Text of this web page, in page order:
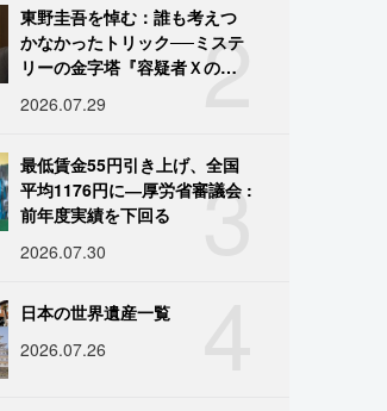
2
東野圭吾を悼む：誰も考えつ
かなかったトリック──ミステ
リーの金字塔『容疑者Ｘの献
2026.07.29
3
最低賃金55円引き上げ、全国
平均1176円に―厚労省審議会 :
前年度実績を下回る
2026.07.30
日本の世界遺産一覧
2026.07.26